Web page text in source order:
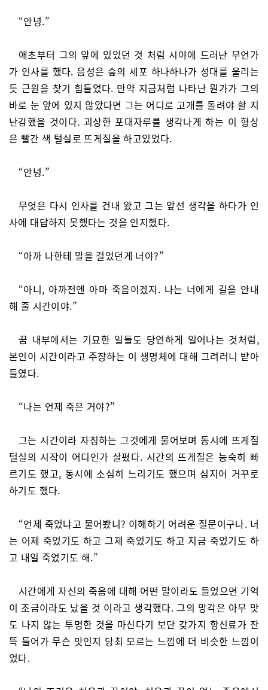
“안녕.”
애초부터 그의 앞에 있었던 것 처럼 시야에 드러난 무언가
가 인사를 했다. 음성은 숲의 세포 하나하나가 성대를 울리는
듯 근원을 찾기 힘들었다. 만약 지금처럼 나타난 뭔가가 그의
바로 눈 앞에 있지 않았다면 그는 어디로 고개를 돌려야 할 지
난감했을 것이다. 괴상한 포대자루를 생각나게 하는 이 형상
은 빨간 색 털실로 뜨게질을 하고있었다.
“안녕.”
무엇은 다시 인사를 건내 왔고 그는 앞선 생각을 하다가 인
사에 대답하지 못했다는 것을 인지했다.
“아까 나한테 말을 걸었던게 너야?”
“아니, 아까전엔 아마 죽음이겠지. 나는 너에게 길을 안내
해 줄 시간이야.”
꿈 내부에서는 기묘한 일들도 당연하게 일어나는 것처럼,
본인이 시간이라고 주장하는 이 생명체에 대해 그려러니 받아
들였다.
“나는 언제 죽은 거야?”
그는 시간이라 자칭하는 그것에게 물어보며 동시에 뜨게질
털실의 시작이 어디인가 살폈다. 시간의 뜨게질은 능숙히 빠
르기도 했고, 동시에 소심히 느리기도 했으며 심지어 거꾸로
하기도 했다.
“언제 죽었냐고 물어봤니? 이해하기 어려운 질문이구나. 너
는 어제 죽었기도 하고 그제 죽었기도 하고 지금 죽었기도 하
고 내일 죽었기도 해.”
시간에게 자신의 죽음에 대해 어떤 말이라도 들었으면 기억
이 조금이라도 났을 것 이라고 생각했다. 그의 망각은 아무 맛
도 나지 않는 투명한 것을 마신다기 보단 갖가지 향신료가 잔
뜩 들어가 무슨 맛인지 당최 모르는 느낌에 더 비슷한 느낌이
었다.